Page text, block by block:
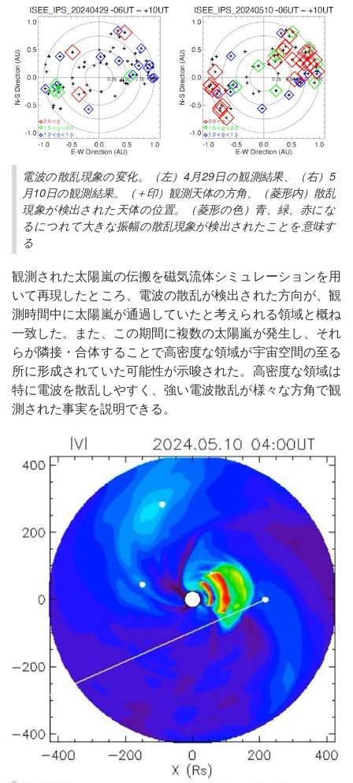
電波の散乱現象の変化。（左）4月29日の観測結果、（右）5
月10日の観測結果。（＋印）観測天体の方角、（菱形内）散乱
現象が検出された天体の位置。（菱形の色）青、緑、赤にな
るにつれて大きな振幅の散乱現象が検出されたことを意味す
る
観測された太陽嵐の伝搬を磁気流体シミュレーションを用
いて再現したところ、電波の散乱が検出された方向が、観
測時間中に太陽嵐が通過していたと考えられる領域と概ね
一致した。また、この期間に複数の太陽嵐が発生し、それ
らが隣接・合体することで高密度な領域が宇宙空間の至る
所に形成されていた可能性が示唆された。高密度な領域は
特に電波を散乱しやすく、強い電波散乱が様々な方角で観
測された事実を説明できる。